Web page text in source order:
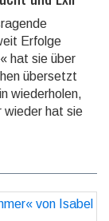
Erfolge
hat sie über
übersetzt
wiederholen,
wieder hat sie